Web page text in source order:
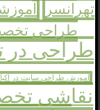
تهرانسر
طراحی
طراحی در
اموزش طراحی سایت در
نقاشی